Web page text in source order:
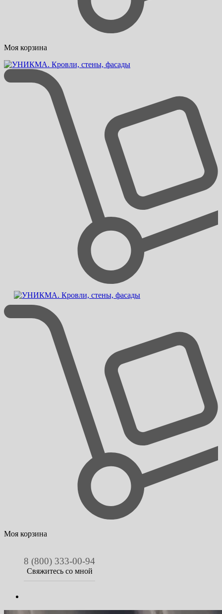
Моя корзина
Моя корзина
8 (800) 333-00-94
Свяжитесь со мной